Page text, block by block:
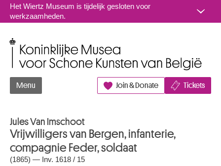
Naar inhoud
Het Wiertz Museum is tijdelijk gesloten voor
werkzaamheden.
Menu Join & Donate Tickets
Jules Van Imschoot
Vrijwilligers van Bergen, infanterie,
compagnie Feder, soldaat
(1865) — Inv. 1618 / 15